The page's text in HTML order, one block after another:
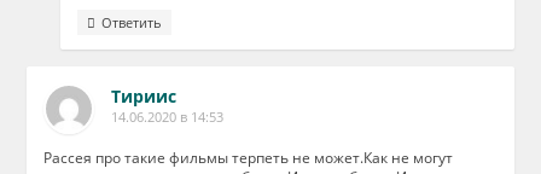
Ответить
Тириис
14.06.2020 в 14:53
Рассея про такие фильмы терпеть не может.Как не могут